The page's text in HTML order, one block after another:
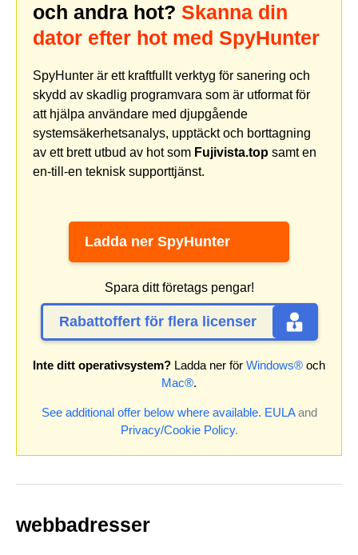
och andra hot? Skanna din
dator efter hot med SpyHunter
SpyHunter är ett kraftfullt verktyg för sanering och
skydd av skadlig programvara som är utformat för
att hjälpa användare med djupgående
systemsäkerhetsanalys, upptäckt och borttagning
av ett brett utbud av hot som Fujivista.top samt en
en-till-en teknisk supporttjänst.
Ladda ner SpyHunter
Spara ditt företags pengar!
Rabattoffert för flera licenser
Inte ditt operativsystem? Ladda ner för Windows® och
Mac®.
See additional offer below where available. EULAand
Privacy/Cookie Policy.
webbadresser